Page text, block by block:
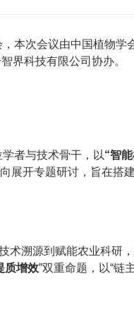
本次会议由中国植物学
界科技有限公司协办。
者与技术骨干，以“智
展开专题研讨，旨在搭
术溯源到赋能农业科研
质增效”双重命题，以“链